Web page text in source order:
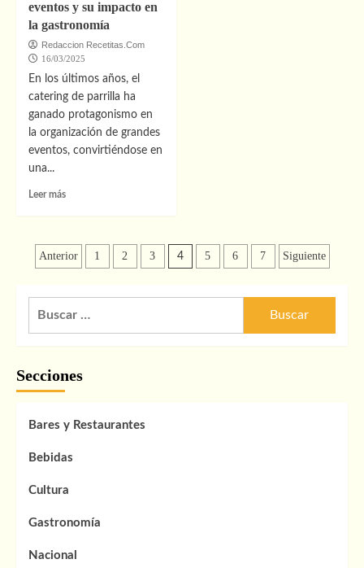
cursos
de
en
la
vida
diaria
eventos y su impacto en
la gastronomía
Redaccion Recetitas.Com
16/03/2025
En los últimos años, el
catering de parrilla ha
ganado protagonismo en
la organización de grandes
eventos, convirtiéndose en
una...
Leer másLeer
auge
del
de
parrilla
para
y
en
gastronomía
Paginación
entradas
Anterior 1 2 3 4 5 6 7 Siguiente
Secciones
Bares y Restaurantes
Bebidas
Cultura
Gastronomía
Nacional